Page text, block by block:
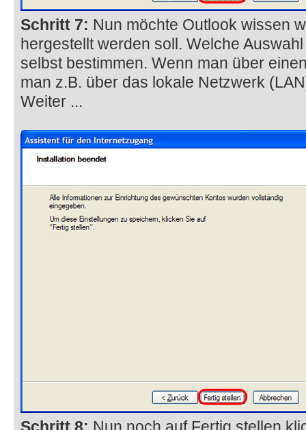
Schritt 7: Nun möchte Outlook wissen
hergestellt werden soll. Welche
selbst bestimmen. Wenn man über
man z.B. über das lokale Netzwerk
Weiter ...